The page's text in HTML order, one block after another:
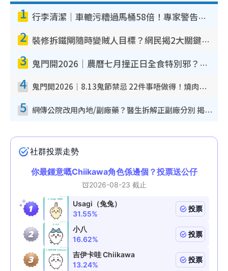
1 行李清潔｜車轆污糟過馬桶58倍！專家警告忌用酒精抹 教1招免污手除菌
2 裝修拆鐵閘隨時變賊人目標？網民揭2大關鍵用途：裝新式等於白裝？附新舊鐵閘分別
3 鬼門開2026｜農曆七月撞正日全食特別邪？專家警告切忌做一事！揭4大禁忌+2招保平安
4 鬼門開2026｜8.13鬼節禁忌 22件事唔做得！燒肉、刺身要少食？半夜勿吹口哨/打呢個電話
5 網傳公院改用內地/副廠藥？醫生拆解正副廠分別 揭4類人換藥隨時出事